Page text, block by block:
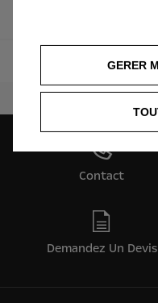
Contact
Demandez Un Devis
GERER